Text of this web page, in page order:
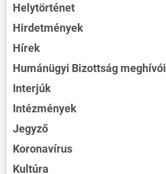
Helytörténet
Hirdetmények
Hírek
Humánügyi Bizottság meghívói
Interjúk
Intézmények
Jegyző
Koronavírus
Kultúra